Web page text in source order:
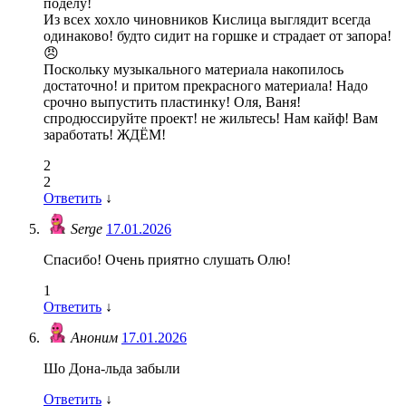
поделу!
Из всех хохло чиновников Кислица выглядит всегда
одинаково! будто сидит на горшке и страдает от запора!
😠
Поскольку музыкального материала накопилось
достаточно! и притом прекрасного материала! Надо
срочно выпустить пластинку! Оля, Ваня!
спродюссируйте проект! не жильтесь! Нам кайф! Вам
заработать! ЖДЁМ!
2
2
Ответить ↓
Serge 17.01.2026
Спасибо! Очень приятно слушать Олю!
1
Ответить ↓
Аноним 17.01.2026
Шо Дона-льда забыли
Ответить ↓